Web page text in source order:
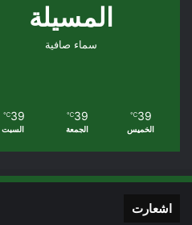
المسيلة
سماء صافية
39
℃
الخميس
39
℃
الجمعة
39
℃
السبت
اشعارت